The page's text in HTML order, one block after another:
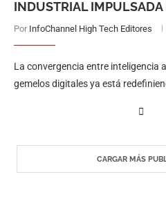
INDUSTRIAL IMPULSADA
Por InfoChannel High Tech Editores
La convergencia entre inteligencia
gemelos digitales ya está
CARGAR MÁS